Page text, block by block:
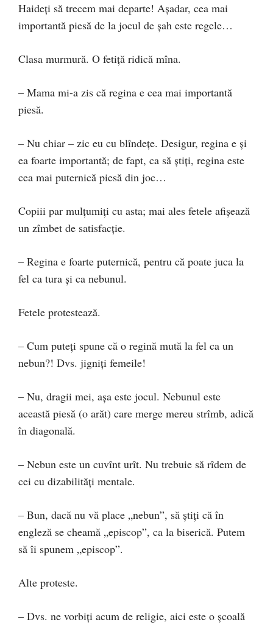
Haideți să trecem mai departe! Așadar, cea mai
importantă piesă de la jocul de șah este regele…
Clasa murmură. O fetiță ridică mîna.
– Mama mi-a zis că regina e cea mai importantă
piesă.
– Nu chiar – zic eu cu blîndețe. Desigur, regina e și
ea foarte importantă; de fapt, ca să știți, regina este
cea mai puternică piesă din joc…
Copiii par mulțumiți cu asta; mai ales fetele afișează
un zîmbet de satisfacție.
– Regina e foarte puternică, pentru că poate juca la
fel ca tura și ca nebunul.
Fetele protestează.
– Cum puteți spune că o regină mută la fel ca un
nebun?! Dvs. jigniți femeile!
– Nu, dragii mei, așa este jocul. Nebunul este
această piesă (o arăt) care merge mereu strîmb, adică
în diagonală.
– Nebun este un cuvînt urît. Nu trebuie să rîdem de
cei cu dizabilități mentale.
– Bun, dacă nu vă place „nebun”, să știți că în
engleză se cheamă „episcop”, ca la biserică. Putem
să îi spunem „episcop”.
Alte proteste.
– Dvs. ne vorbiți acum de religie, aici este o școală